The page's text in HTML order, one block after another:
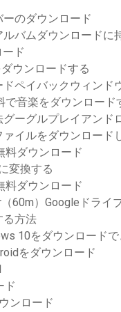
のダウンロード
バムダウンロードに
ド
ウンロードする
ペイバックウィンド
で音楽をダウンロード
ーグルプレイアンド
イルをダウンロード
料ダウンロード
変換する
料ダウンロード
60m）Googleドライ
る方法
10をダウンロード
をダウンロード
ド
ンロード